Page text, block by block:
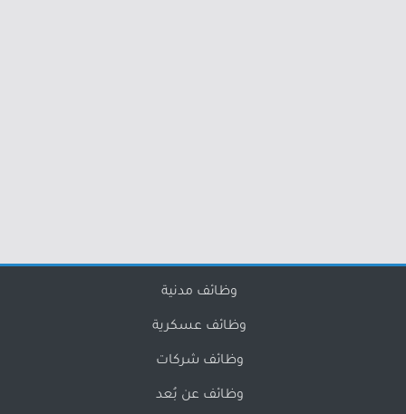
وظائف مدنية
وظائف عسكرية
وظائف شركات
وظائف عن بُعد